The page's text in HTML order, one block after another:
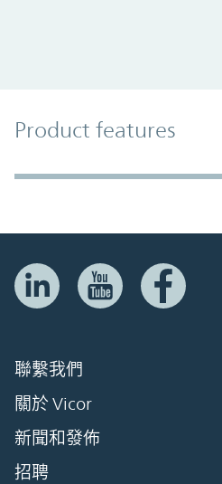
Product Features
Product features
Accordion Section
聯繫我們
關於 Vicor
新聞和發佈
招聘